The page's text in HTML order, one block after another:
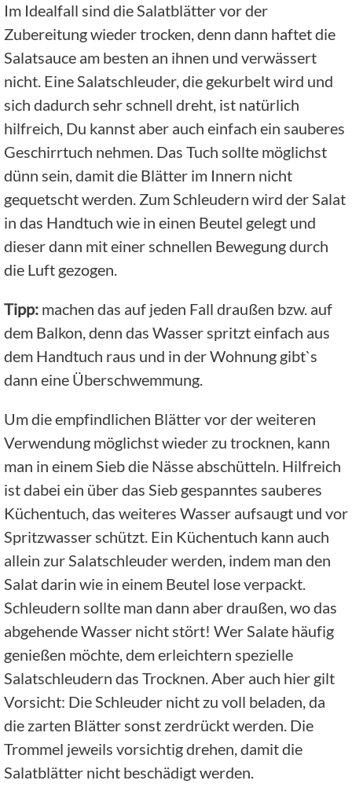
Im Idealfall sind die Salatblätter vor der
Zubereitung wieder trocken, denn dann haftet die
Salatsauce am besten an ihnen und verwässert
nicht. Eine Salatschleuder, die gekurbelt wird und
sich dadurch sehr schnell dreht, ist natürlich
hilfreich, Du kannst aber auch einfach ein sauberes
Geschirrtuch nehmen. Das Tuch sollte möglichst
dünn sein, damit die Blätter im Innern nicht
gequetscht werden. Zum Schleudern wird der Salat
in das Handtuch wie in einen Beutel gelegt und
dieser dann mit einer schnellen Bewegung durch
die Luft gezogen.
Tipp: machen das auf jeden Fall draußen bzw. auf
dem Balkon, denn das Wasser spritzt einfach aus
dem Handtuch raus und in der Wohnung gibt`s
dann eine Überschwemmung.
Um die empfindlichen Blätter vor der weiteren
Verwendung möglichst wieder zu trocknen, kann
man in einem Sieb die Nässe abschütteln. Hilfreich
ist dabei ein über das Sieb gespanntes sauberes
Küchentuch, das weiteres Wasser aufsaugt und vor
Spritzwasser schützt. Ein Küchentuch kann auch
allein zur Salatschleuder werden, indem man den
Salat darin wie in einem Beutel lose verpackt.
Schleudern sollte man dann aber draußen, wo das
abgehende Wasser nicht stört! Wer Salate häufig
genießen möchte, dem erleichtern spezielle
Salatschleudern das Trocknen. Aber auch hier gilt
Vorsicht: Die Schleuder nicht zu voll beladen, da
die zarten Blätter sonst zerdrückt werden. Die
Trommel jeweils vorsichtig drehen, damit die
Salatblätter nicht beschädigt werden.